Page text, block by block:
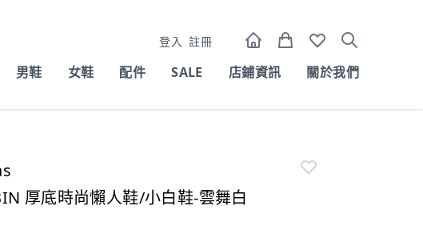
登入 註冊
男鞋 女鞋 配件 SALE 店鋪資訊 關於我們
厚底時尚懶人鞋/小白鞋-雲舞白